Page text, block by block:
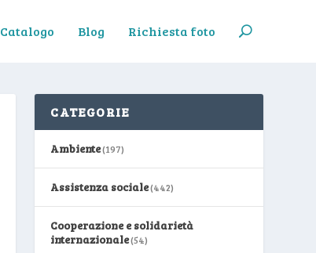
Catalogo Blog Richiesta foto
CATEGORIE
Ambiente(197)
Assistenza sociale(442)
Cooperazione e solidarietà
internazionale(54)